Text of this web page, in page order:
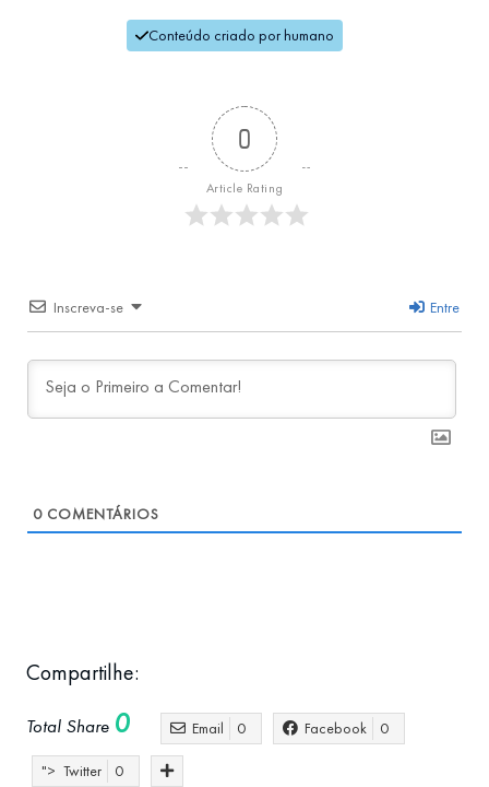
Conteúdo criado por humano
0
Article Rating
Inscreva-se Entre
0 COMENTÁRIOS
Compartilhe:
Total Share 0 Email 0 Facebook 0
"> Twitter 0